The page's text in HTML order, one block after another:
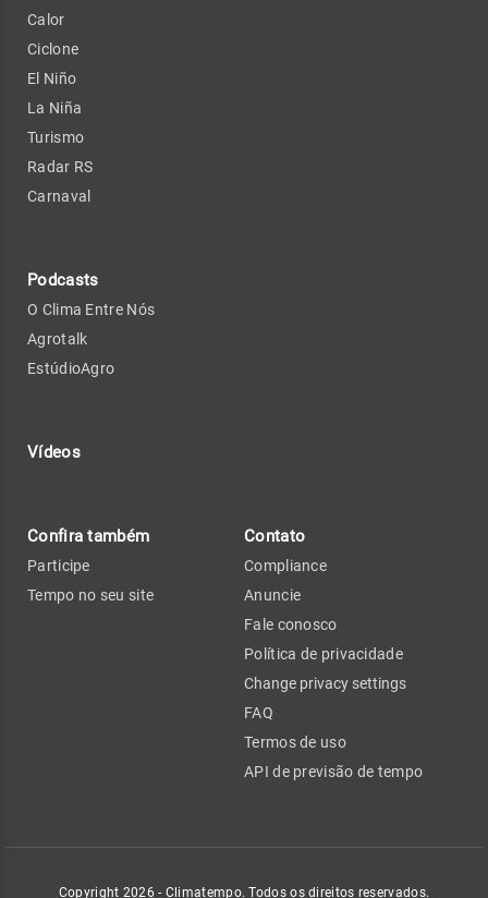
Calor
Ciclone
El Niño
La Niña
Turismo
Radar RS
Carnaval
Podcasts
O Clima Entre Nós
Agrotalk
EstúdioAgro
Vídeos
Confira também
Participe
Tempo no seu site
Contato
Compliance
Anuncie
Fale conosco
Política de privacidade
Change privacy settings
FAQ
Termos de uso
API de previsão de tempo
Copyright 2026 - Climatempo. Todos os direitos reservados.